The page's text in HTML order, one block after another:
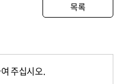
목록
주십시오.